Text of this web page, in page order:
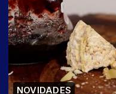
NOVIDADES